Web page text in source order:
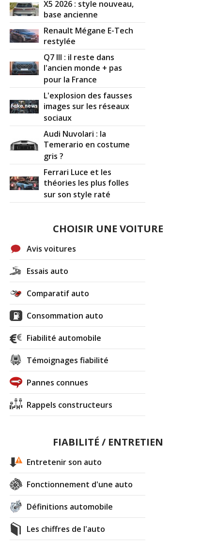
X5 2026 : style nouveau,
base ancienne
Renault Mégane E-Tech
restylée
Q7 III : il reste dans
l'ancien monde + pas
pour la France
L'explosion des fausses
images sur les réseaux
sociaux
Audi Nuvolari : la
Temerario en costume
gris ?
Ferrari Luce et les
théories les plus folles
sur son style raté
CHOISIR UNE VOITURE
Avis voitures
Essais auto
Comparatif auto
Consommation auto
Fiabilité automobile
Témoignages fiabilité
Pannes connues
Rappels constructeurs
FIABILITÉ / ENTRETIEN
Entretenir son auto
Fonctionnement d'une auto
Définitions automobile
Les chiffres de l'auto